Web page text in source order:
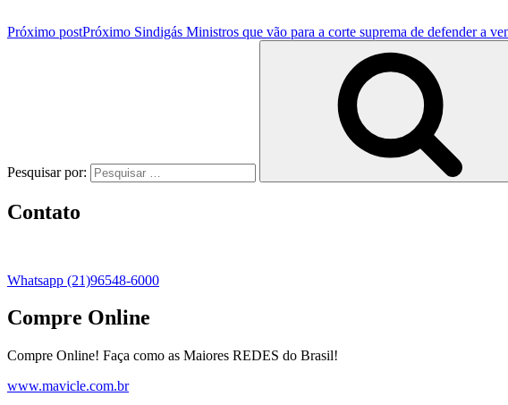
Próximo postPróximo Sindigás Ministros que vão para a corte suprema de defender a
Pesquisar por:
Contato
Whatsapp (21)96548-6000
Compre Online
Compre Online! Faça como as Maiores REDES do Brasil!
www.mavicle.com.br